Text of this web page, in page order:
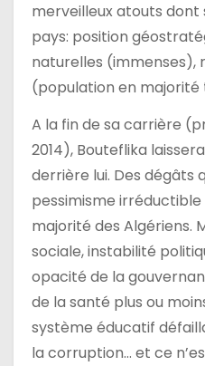
merveilleux atouts
pays: position
naturelles (immenses),
(population en majorité
A la fin de sa carrière
2014), Bouteflika
derrière lui. Des dégâts
pessimisme irréductible
majorité des Algériens.
sociale, instabilité
opacité de la
de la santé plus ou
système éducatif
la corruption… et ce